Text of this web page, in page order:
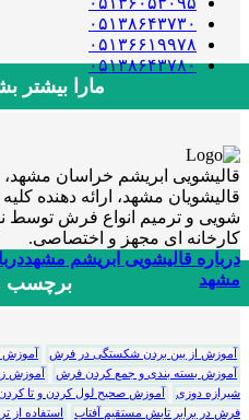
۰۵۱۳۸۶۴۳۷۳۰
۰۵۱۳۶۶۱۹۹۷۸
۰۵۱۳۸۶۴۳۷۸۰
مارا بیشتر
قالیشویی ابریشم خراسان
قالیشویان مشهد، ارائه دهنده
شویی و ترمیم انواع فرش توسط
کارخانه ای مجهز و اختصاصی.
درباره قالیشویی ابریشم مشهد
مشهد
برچسب
آموزش از بین بردن شکستگی در فرش
آموزش بسته بندی و جمع کردن فرش
آموزش
شیرازه دوزی
آموزش صحیح لول کردن و تا
فرش در برابر تابش مستقیم آفتاب
استفاده از